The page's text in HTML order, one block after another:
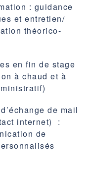
: guidance
et entretien/
théorico-
en fin de stage
à chaud et à
de mail
internet) :
de